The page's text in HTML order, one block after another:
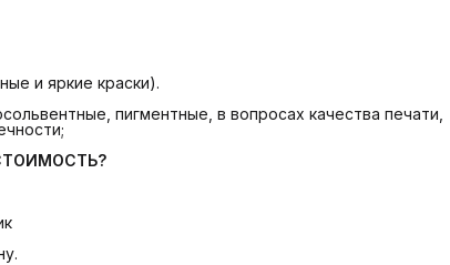
и яркие краски).
пигментные, в вопросах качества печати,